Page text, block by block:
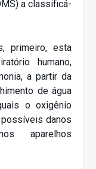
a classificá-
primeiro, esta
humano,
a partir da
de água
o oxigênio
danos
aparelhos